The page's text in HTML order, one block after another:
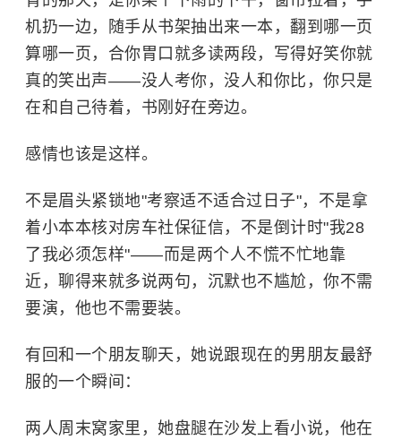
机扔一边，随手从书架抽出来一本，翻到哪一页
算哪一页，合你胃口就多读两段，写得好笑你就
真的笑出声——没人考你，没人和你比，你只是
在和自己待着，书刚好在旁边。
感情也该是这样。
不是眉头紧锁地"考察适不适合过日子"，不是拿
着小本本核对房车社保征信，不是倒计时"我28
了我必须怎样"——而是两个人不慌不忙地靠
近，聊得来就多说两句，沉默也不尴尬，你不需
要演，他也不需要装。
有回和一个朋友聊天，她说跟现在的男朋友最舒
服的一个瞬间：
两人周末窝家里，她盘腿在沙发上看小说，他在